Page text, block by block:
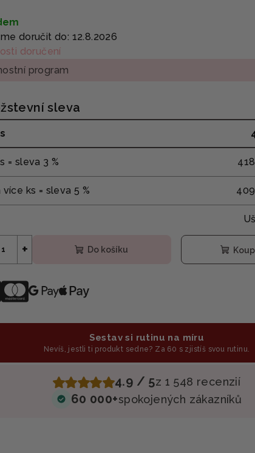
doručit do: 12.8.2026
doručení
program
sleva
= sleva 3 %
více ks = sleva 5 %
+ Do košíku
Sestav si rutinu na míru
Nevíš, jestli ti produkt sedne? Za 60 s zjistíš svou rutinu.
4.9 / 5z 1 548 recenzií
60 000+spokojených zákazníků